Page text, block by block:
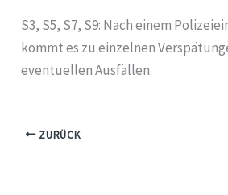
S3, S5, S7, S9: Nach einem
kommt es zu einzelnen
eventuellen Ausfällen.
ZURÜCK